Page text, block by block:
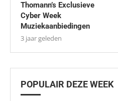
Thomann’s Exclusieve
Cyber Week
Muziekaanbiedingen
3 jaar geleden
POPULAIR DEZE WEEK